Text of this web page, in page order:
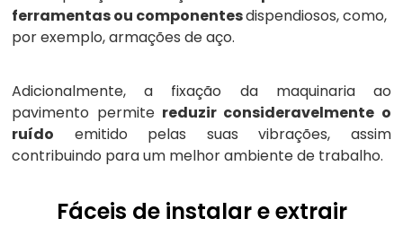
ferramentas ou componentesdispendiosos, como,
por exemplo, armações de aço.
Adicionalmente, a fixação da maquinaria ao
pavimento permite reduzir consideravelmente o
ruído emitido pelas suas vibrações, assim
contribuindo para um melhor ambiente de trabalho.
Fáceis de instalar e extrair